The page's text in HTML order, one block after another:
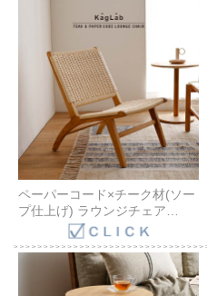
ペーパーコード×チーク材(ソー
プ仕上げ) ラウンジチェア
ETC131RX